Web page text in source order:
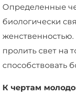
Определенные
биологически
пролить свет на
способствовать
К чертам